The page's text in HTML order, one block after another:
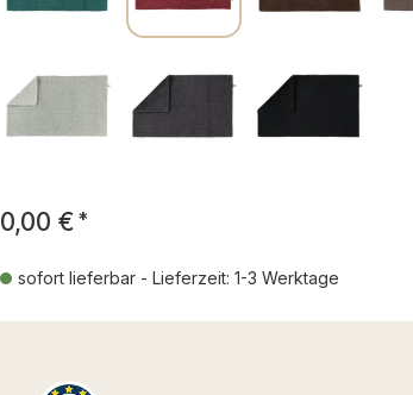
0,00 € *
sofort lieferbar - Lieferzeit: 1-3 Werktage